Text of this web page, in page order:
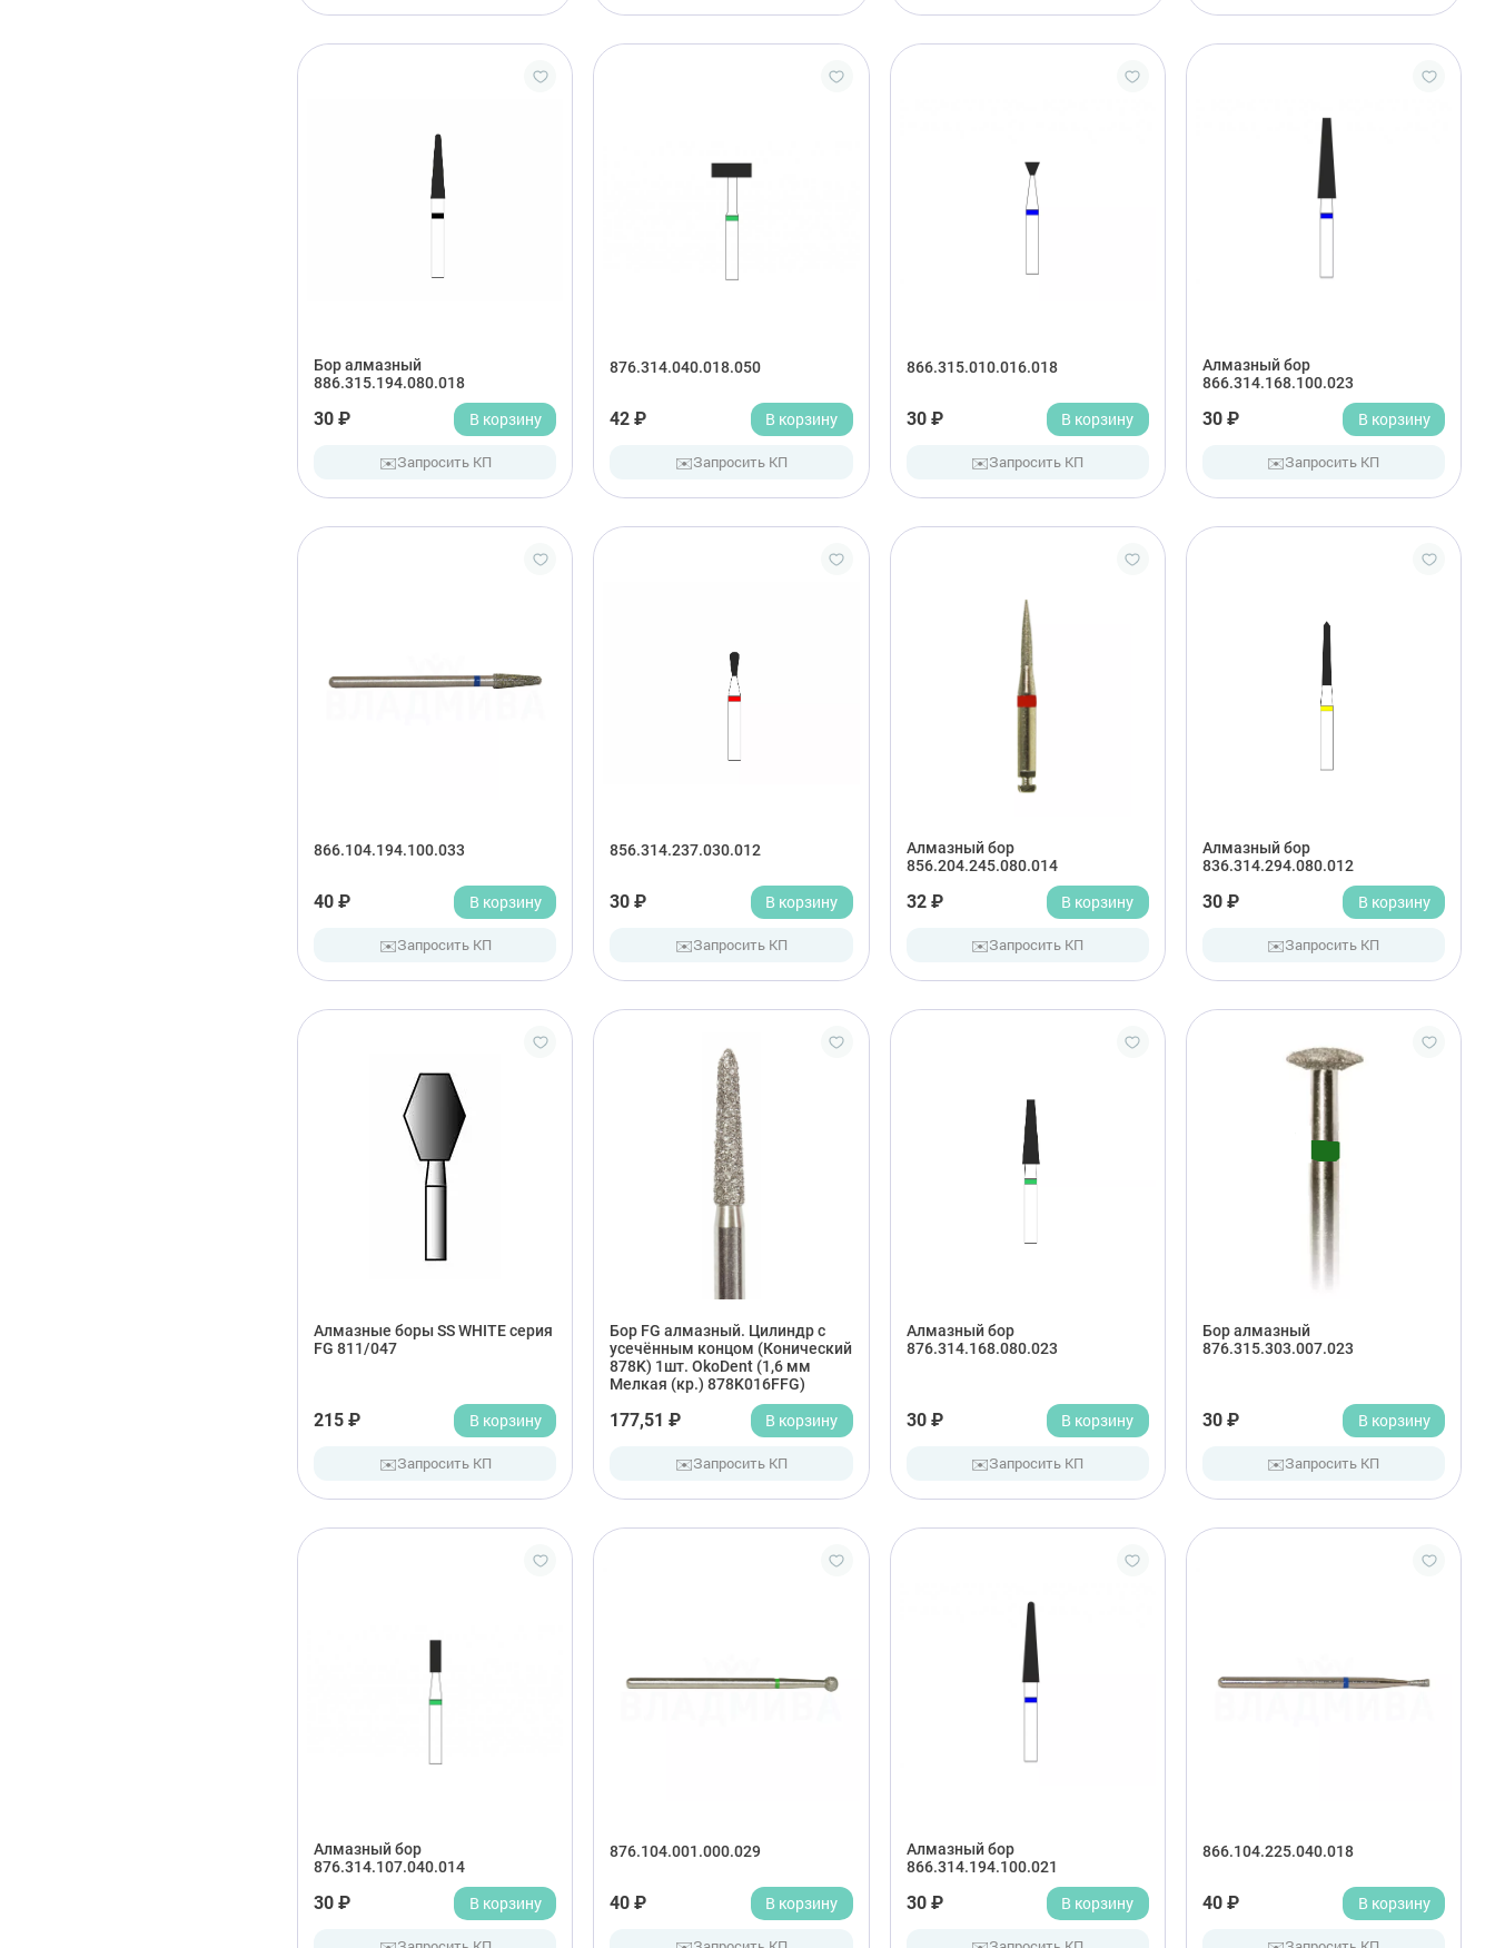
Бор алмазный
886.315.194.080.018
30 ₽ В корзину
✉️Запросить КП
876.314.040.018.050
42 ₽ В корзину
✉️Запросить КП
866.315.010.016.018
30 ₽ В корзину
✉️Запросить КП
Алмазный бор
866.314.168.100.023
30 ₽ В корзину
✉️Запросить КП
866.104.194.100.033
40 ₽ В корзину
✉️Запросить КП
856.314.237.030.012
30 ₽ В корзину
✉️Запросить КП
Алмазный бор
856.204.245.080.014
32 ₽ В корзину
✉️Запросить КП
Алмазный бор
836.314.294.080.012
30 ₽ В корзину
✉️Запросить КП
Алмазные боры SS WHITE серия
FG 811/047
215 ₽ В корзину
✉️Запросить КП
Бор FG алмазный. Цилиндр с
усечённым концом (Конический
878K) 1шт. OkoDent (1,6 мм
Мелкая (кр.) 878K016FFG)
177,51 ₽ В корзину
✉️Запросить КП
Алмазный бор
876.314.168.080.023
30 ₽ В корзину
✉️Запросить КП
Бор алмазный
876.315.303.007.023
30 ₽ В корзину
✉️Запросить КП
Алмазный бор
876.314.107.040.014
30 ₽ В корзину
876.104.001.000.029
40 ₽ В корзину
Алмазный бор
866.314.194.100.021
30 ₽ В корзину
866.104.225.040.018
40 ₽ В корзину